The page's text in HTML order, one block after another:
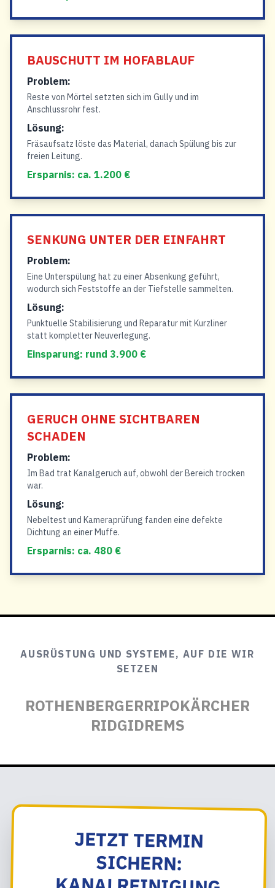
BAUSCHUTT IM HOFABLAUF
Problem:
Reste von Mörtel setzten sich im Gully und im
Anschlussrohr fest.
Lösung:
Fräsaufsatz löste das Material, danach Spülung bis zur
freien Leitung.
Ersparnis: ca. 1.200 €
SENKUNG UNTER DER EINFAHRT
Problem:
Eine Unterspülung hat zu einer Absenkung geführt,
wodurch sich Feststoffe an der Tiefstelle sammelten.
Lösung:
Punktuelle Stabilisierung und Reparatur mit Kurzliner
statt kompletter Neuverlegung.
Einsparung: rund 3.900 €
GERUCH OHNE SICHTBAREN
SCHADEN
Problem:
Im Bad trat Kanalgeruch auf, obwohl der Bereich trocken
war.
Lösung:
Nebeltest und Kameraprüfung fanden eine defekte
Dichtung an einer Muffe.
Ersparnis: ca. 480 €
AUSRÜSTUNG UND SYSTEME, AUF DIE WIR
SETZEN
ROTHENBERGERRIPOKÄRCHER
RIDGIDREMS
JETZT TERMIN
SICHERN:
KANALREINIGUNG